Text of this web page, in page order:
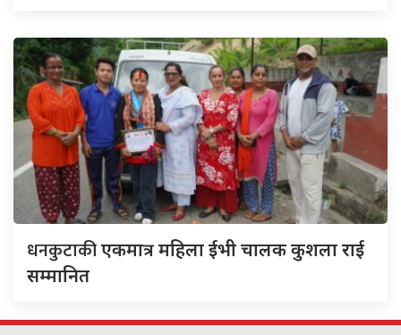
धनकुटाकीएकमात्र महिला ईभी चालक कुशला राई
सम्मानित